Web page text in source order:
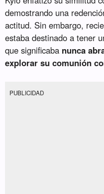
demostrando una
actitud. Sin embargo,
estaba destinado a tener
que significaba nunca
explorar su comunión
PUBLICIDAD